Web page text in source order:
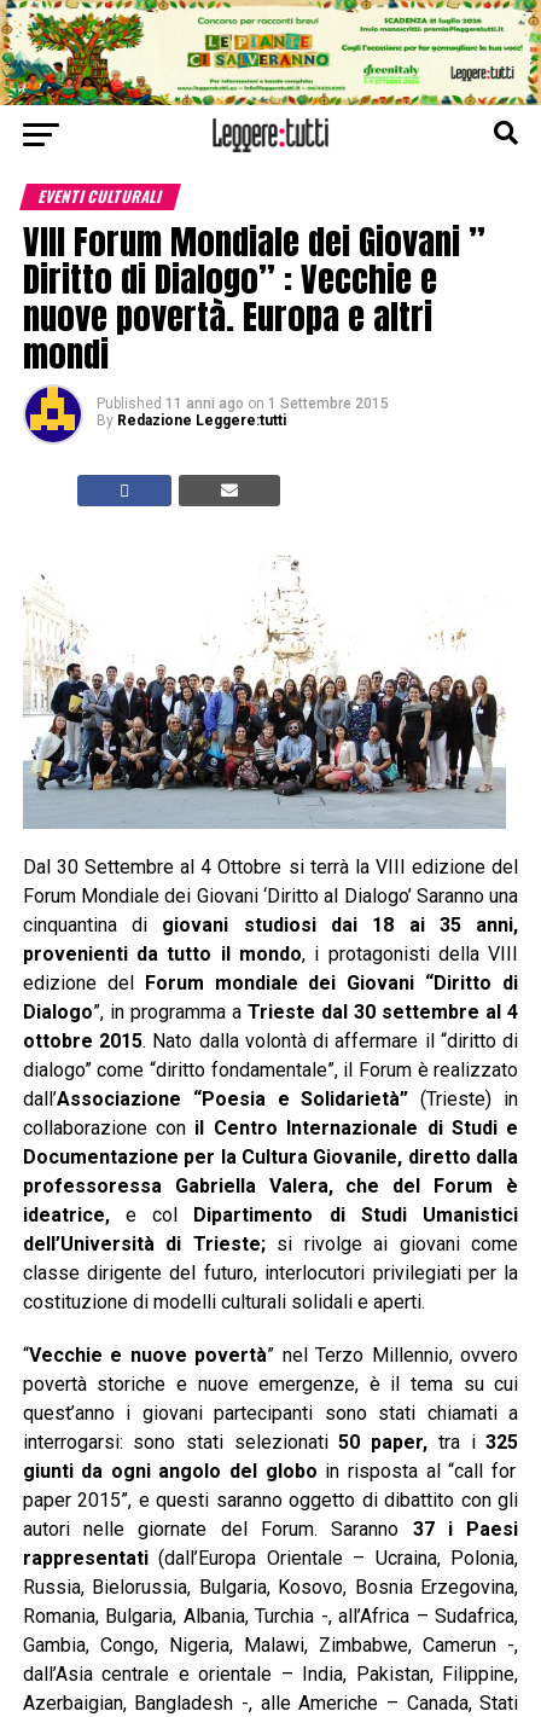
EVENTI CULTURALI
VIII Forum Mondiale dei Giovani ”
Diritto di Dialogo” : Vecchie e
nuove povertà. Europa e altri
mondi
Published 11 anni ago on 1 Settembre 2015
By Redazione Leggere:tutti
Dal 30 Settembre al 4 Ottobre si terrà la VIII edizione del
Forum Mondiale dei Giovani ‘Diritto al Dialogo’ Saranno una
cinquantina di giovani studiosi dai 18 ai 35 anni,
provenienti da tutto il mondo, i protagonisti della VIII
edizione del
Forum mondiale dei Giovani “Diritto di
Dialogo”, in programma a Trieste dal 30 settembre al 4
ottobre 2015. Nato dalla volontà di affermare il “diritto di
dialogo” come “diritto fondamentale”, il Forum è realizzato
dall’Associazione “Poesia e Solidarietà” (Trieste) in
collaborazione con il Centro Internazionale di Studi e
Documentazione per la Cultura Giovanile, diretto dalla
professoressa Gabriella Valera, che del Forum è
ideatrice, e col
Dipartimento di Studi Umanistici
dell’Università di Trieste;si rivolge ai giovani come
classe dirigente del futuro, interlocutori privilegiati per la
costituzione di modelli culturali solidali e aperti.
“Vecchie e nuove povertà” nel Terzo Millennio, ovvero
povertà storiche e nuove emergenze, è il tema su cui
quest’anno i giovani partecipanti sono stati chiamati a
interrogarsi: sono stati selezionati50 paper, tra i325
giunti da ogni angolo del globo in risposta al “call for
paper 2015”, e questi saranno oggetto di dibattito con gli
autori nelle giornate del Forum. Saranno 37 i Paesi
rappresentati(dall’Europa Orientale – Ucraina, Polonia,
Russia, Bielorussia, Bulgaria, Kosovo, Bosnia Erzegovina,
Romania, Bulgaria, Albania, Turchia -, all’Africa – Sudafrica,
Gambia, Congo, Nigeria, Malawi, Zimbabwe, Camerun -,
dall’Asia centrale e orientale – India, Pakistan, Filippine,
Azerbaigian, Bangladesh -, alle Americhe – Canada, Stati